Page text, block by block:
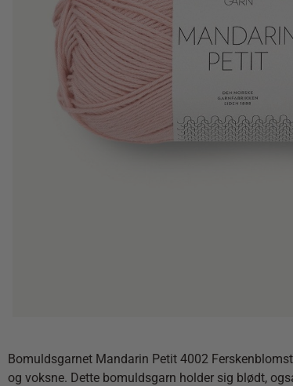
Bomuldsgarnet Mandarin Petit 4002
og voksne. Dette bomuldsgarn holder sig blødt,